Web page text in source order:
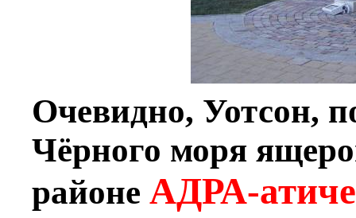
Очевидно, Уотсон,
Чёрного моря
районе АДРА-